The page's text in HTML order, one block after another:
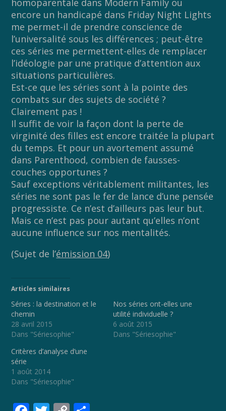
homoparentale dans Modern Family ou
encore un handicapé dans Friday Night Lights
me permet-il de prendre conscience de
l’universalité sous les différences ; peut-être
ces séries me permettent-elles de remplacer
l’idéologie par une pratique d’attention aux
situations particulières.
Est-ce que les séries sont à la pointe des
combats sur des sujets de société ?
Clairement pas !
Il suffit de voir la façon dont la perte de
virginité des filles est encore traitée la plupart
du temps. Et pour un avortement assumé
dans Parenthood, combien de fausses-
couches opportunes ?
Sauf exceptions véritablement militantes, les
séries ne sont pas le fer de lance d’une pensée
progressiste. Ce n’est d’ailleurs pas leur but.
Mais ce n’est pas pour autant qu’elles n’ont
aucune influence sur nos mentalités.
(Sujet de l’émission 04)
Articles similaires
Séries : la destination et le
chemin
28 avril 2015
Dans "Sériesophie"
Nos séries ont-elles une
utilité individuelle ?
6 août 2015
Dans "Sériesophie"
Critères d’analyse d’une
série
1 août 2014
Dans "Sériesophie"